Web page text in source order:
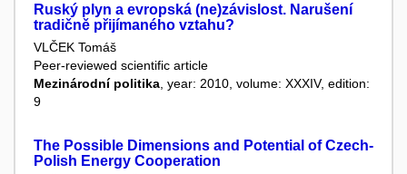
Ruský plyn a evropská (ne)závislost. Narušení
tradičně přijímaného vztahu?
VLČEK Tomáš
Peer-reviewed scientific article
Mezinárodní politika , year: 2010, volume: XXXIV, edition:
9
The Possible Dimensions and Potential of Czech-
Polish Energy Cooperation